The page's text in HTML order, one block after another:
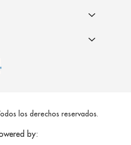
los derechos reservados.
by: